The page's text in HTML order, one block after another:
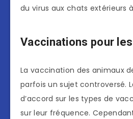
du virus aux chats extérieurs
Vaccinations pour
La vaccination des animaux
parfois un sujet controversé.
d’accord sur les types de
sur leur fréquence.